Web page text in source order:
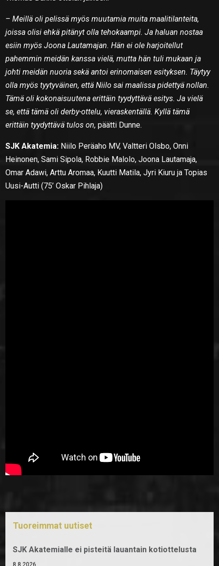
– Meillä oli pelissä myös muutamia muita maalitilanteita,
joissa olisi ehkä pitänyt olla tehokaampi. Ja haluan nostaa
esiin myös Joona Lautamajan. Hän ei ole harjoitellut
pahemmin meidän kanssa vielä, mutta hän tuli mukaan ja
johti meidän nuoria sekä antoi erinomaisen esityksen. Täytyy
olla myös tyytyväinen, että Niilo sai maalissa pidettyä nollan.
Tämä oli kokonaisuutena erittäin tyydyttävä esitys. Ja vielä
se, että tämä oli derby-ottelu, vieraskentällä. Kyllä tämä
erittäin tyydyttävä tulos on,päätti Dunne.
SJK Akatemia: Niilo Peräaho MV, Valtteri Olsbo, Onni
Heinonen, Sami Sipola, Robbie Malolo, Joona Lautamaja,
Omar Adawi, Arttu Aromaa, Kuutti Matila, Jyri Kiuru ja Topias
Uusi-Autti (75’ Oskar Pihlaja)
Tuoreimmat uutiset
SJK Akatemialle ei pisteitä lauantain kotiottelusta
8.8.2026